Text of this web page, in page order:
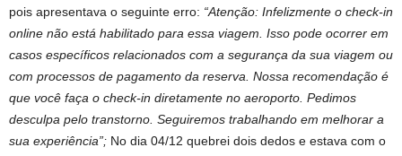
pois apresentava o seguinte erro: “Atenção: Infelizmente o check-in
online não está habilitado para essa viagem. Isso pode ocorrer em
casos específicos relacionados com a segurança da sua viagem ou
com processos de pagamento da reserva. Nossa recomendação é
que você faça o check-in diretamente no aeroporto. Pedimos
desculpa pelo transtorno. Seguiremos trabalhando em melhorar a
sua experiência”; No dia 04/12 quebrei dois dedos e estava com o